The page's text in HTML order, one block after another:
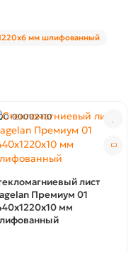
мм шлифованный
00002110
лист
Премиум 01
мм